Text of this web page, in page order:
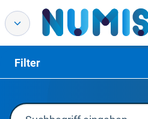
Filter